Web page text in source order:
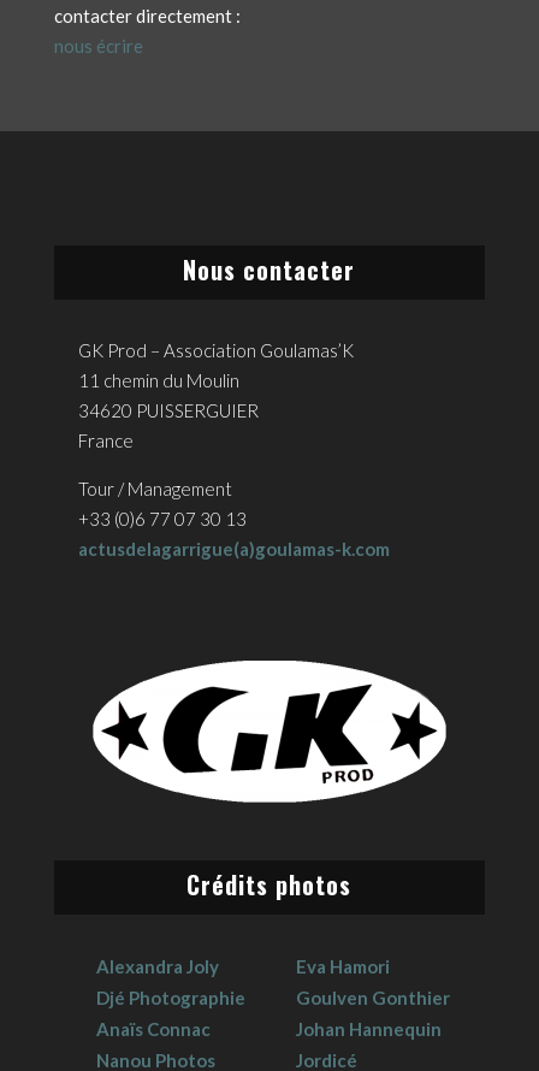
contacter directement :
nous écrire
Nous contacter
GK Prod – Association Goulamas’K
11 chemin du Moulin
34620 PUISSERGUIER
France
Tour / Management
+33 (0)6 77 07 30 13
actusdelagarrigue(a)goulamas-k.com
Crédits photos
Alexandra Joly
Djé Photographie
Anaïs Connac
Nanou Photos
Eva Hamori
Goulven Gonthier
Johan Hannequin
Jordicé